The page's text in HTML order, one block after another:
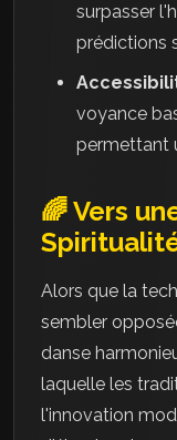
surpasser
prédictions
voyance
permettant
🌈 Vers
Alors que la
sembler
danse
laquelle les
l'innovation